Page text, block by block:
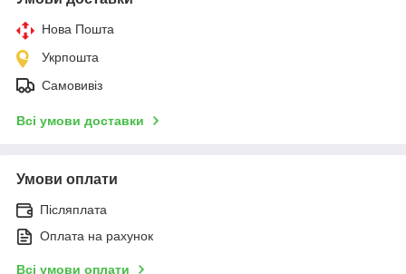
Нова Пошта
Укрпошта
Самовивіз
Всі умови доставки
Умови оплати
Післяплата
Оплата на рахунок
Всі умови оплати